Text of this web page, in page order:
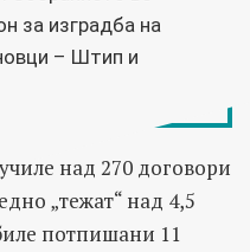
за изградба на
– Штип и
над 270 договори
„тежат“ над 4,5
потпишани 11